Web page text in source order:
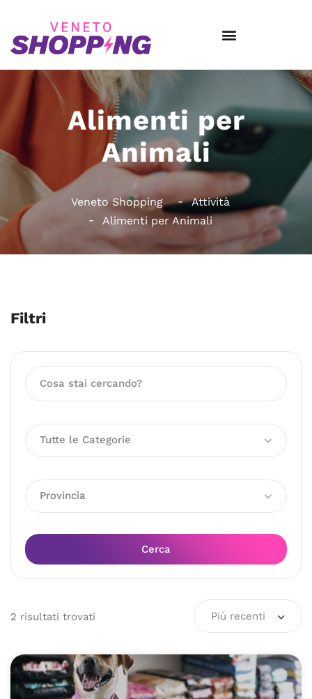
Alimenti per
Animali
Veneto Shopping
Attività
Alimenti per Animali
Filtri
Tutte le Categorie
Provincia
Cerca
2 risultati trovati Più recenti